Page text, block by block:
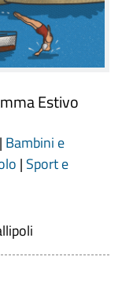
Estivo
| Bambini e
| Sport e